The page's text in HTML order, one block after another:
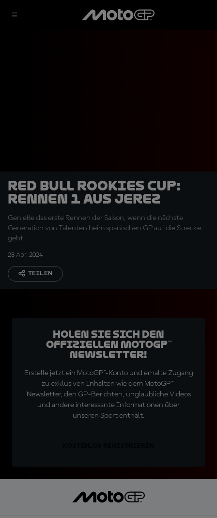
Red Bull Rookies Cup:
Rennen 1 aus Jerez
Genieße das erste Rennen der Saison, wenn die nächste
Generation von Talenten beim spanischen GP auf die Strecke
geht.
28 Apr. 2024
TEILEN
Holen Sie sich den
offiziellen MotoGP™
Newsletter!
Erstelle jetzt ein MotoGP™-Konto und erhalte Zugang
zu exklusiven Inhalten wie dem MotoGP™-
Newsletter, den GP-Berichten, unglaubliche Videos
und andere interessante Informationen über
unseren Sport enthält.